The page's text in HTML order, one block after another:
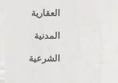
العقارية
المدنية
الشرعية